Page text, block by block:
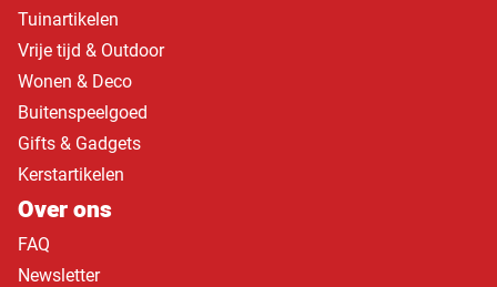
Tuinartikelen
Vrije tijd & Outdoor
Wonen & Deco
Buitenspeelgoed
Gifts & Gadgets
Kerstartikelen
Over ons
FAQ
Newsletter